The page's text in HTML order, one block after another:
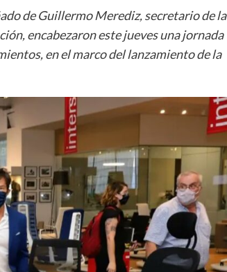
de Guillermo Merediz, secretario de la
encabezaron este jueves una jornada
en el marco del lanzamiento de la